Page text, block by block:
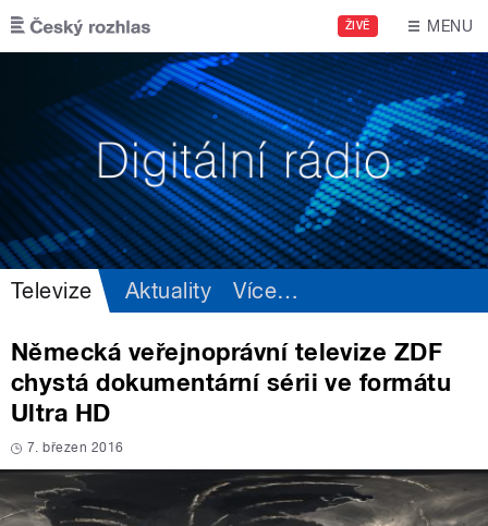
Přejít k hlavnímu obsahu
ŽIVĚ MENU
Televize Aktuality Více…
Německá veřejnoprávní televize ZDF
chystá dokumentární sérii ve formátu
Ultra HD
7. březen 2016